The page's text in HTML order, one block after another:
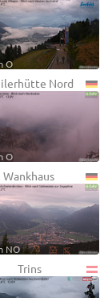
O
Nord
O
Wankhaus
NO
Trins